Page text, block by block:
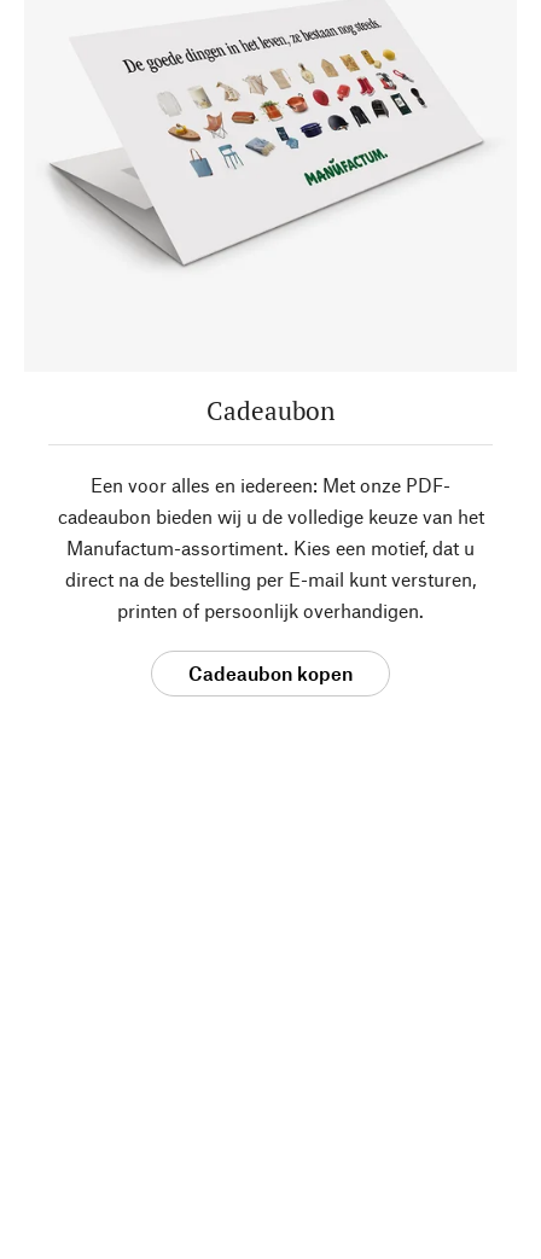
Cadeaubon
Een voor alles en iedereen: Met onze PDF-
cadeaubon bieden wij u de volledige keuze van het
Manufactum-assortiment. Kies een motief, dat u
direct na de bestelling per E-mail kunt versturen,
printen of persoonlijk overhandigen.
Cadeaubon kopen